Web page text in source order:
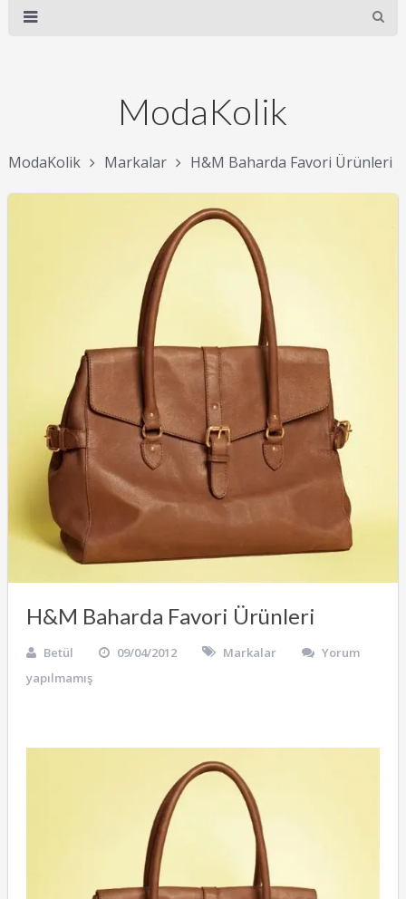
ModaKolik
ModaKolik Markalar H&M Baharda Favori Ürünleri
H&M Baharda Favori Ürünleri
Betül 09/04/2012 Markalar
Yorum
yapılmamış